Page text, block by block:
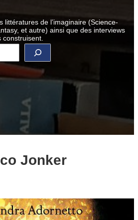
littératures de l’imaginaire (Science-
et autre) ainsi que des interviews
Jonker